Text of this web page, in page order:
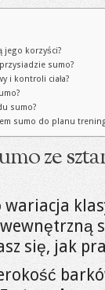
jego korzyści?
sumo?
i kontroli ciała?
sumo?
sumo do planu
ze
wariacja
się, jak